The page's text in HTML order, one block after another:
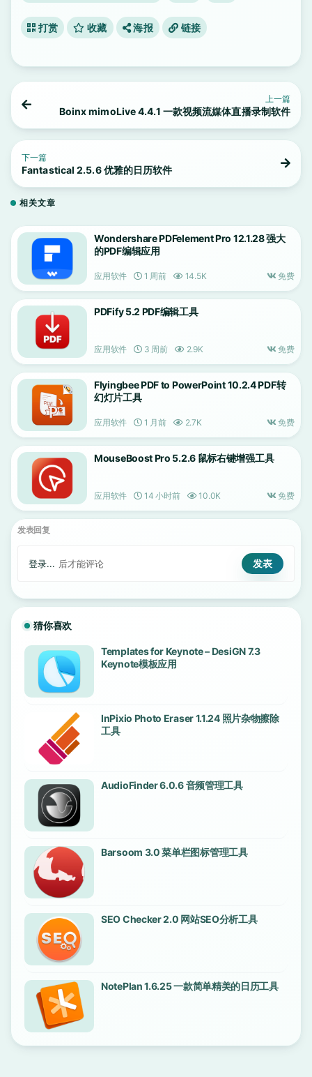
打赏 收藏 海报 链接
上一篇
Boinx mimoLive 4.4.1 一款视频流媒体直播录制软件
下一篇
Fantastical 2.5.6 优雅的日历软件
相关文章
Wondershare PDFelement Pro 12.1.28 强大
的PDF编辑应用
应用软件 1 周前 14.5K 免费
PDFify 5.2 PDF编辑工具
应用软件 3 周前 2.9K 免费
Flyingbee PDF to PowerPoint 10.2.4 PDF转
幻灯片工具
应用软件 1 月前 2.7K 免费
MouseBoost Pro 5.2.6 鼠标右键增强工具
应用软件 14 小时前 10.0K 免费
发表回复
登录... 后才能评论
猜你喜欢
Templates for Keynote – DesiGN 7.3
Keynote模板应用
InPixio Photo Eraser 1.1.24 照片杂物擦除
工具
AudioFinder 6.0.6 音频管理工具
Barsoom 3.0 菜单栏图标管理工具
SEO Checker 2.0 网站SEO分析工具
NotePlan 1.6.25 一款简单精美的日历工具